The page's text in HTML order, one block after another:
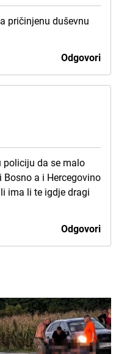
pričinjenu duševnu
Odgovori
policiju da se malo
a i Hercegovino
ima li te igdje dragi
Odgovori